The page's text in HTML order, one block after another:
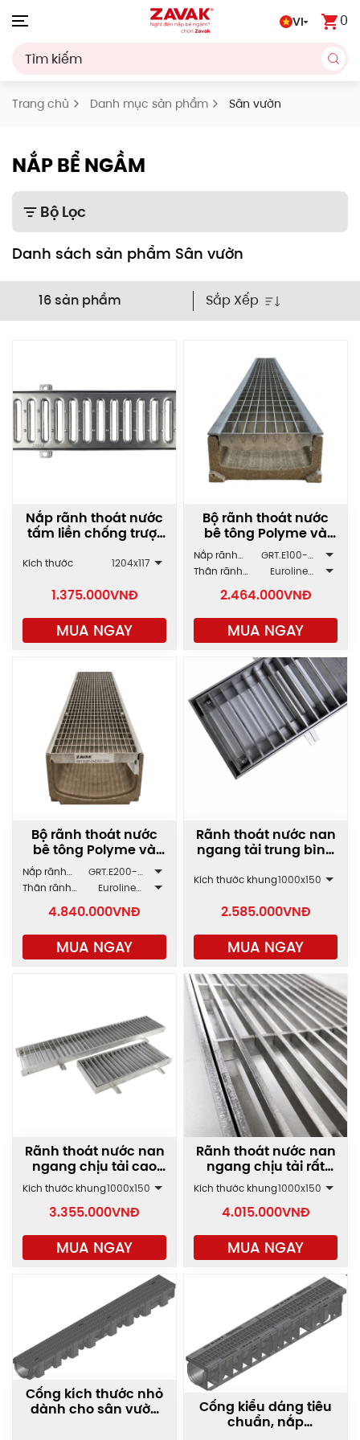
VI 0
Trang chủ Danh mục sản phẩm Sân vườn
NẮP BỂ NGẦM
Bộ Lọc
Danh sách sản phẩm Sân vườn
16 sản phẩm Sắp Xếp
Nắp rãnh thoát nước
tấm liền chống trượt
Kích thước 1204x117
1.375.000VNĐ
MUA NGAY
Bộ rãnh thoát nước
bê tông Polyme và
Inox GRT/SLT.E100
Nắp rãnh
ZAVAK
GRT.E100-
2AZ.118.1000
Thân rãnh
Euroline
2.464.000VNĐ
MUA NGAY
Bộ rãnh thoát nước
bê tông Polyme và
Inox GRT/SLT.E200
Nắp rãnh
ZAVAK
GRT.E200-
2AZ.232.1000
Thân rãnh
Euroline
4.840.000VNĐ
MUA NGAY
Rãnh thoát nước nan
ngang tải trung bình
Kích thước khung1000x150
2.585.000VNĐ
MUA NGAY
Rãnh thoát nước nan
ngang chịu tải cao
GRT-B
Kích thước khung1000x150
3.355.000VNĐ
MUA NGAY
Rãnh thoát nước nan
ngang chịu tải rất
cao GRT-C
Kích thước khung1000x150
4.015.000VNĐ
MUA NGAY
Cống kích thước nhỏ
dành cho sân vườn
Cống kiểu dáng tiêu
chuẩn, nắp